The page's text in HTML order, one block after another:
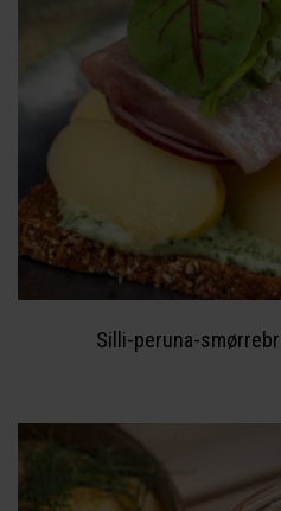
Silli-peruna-